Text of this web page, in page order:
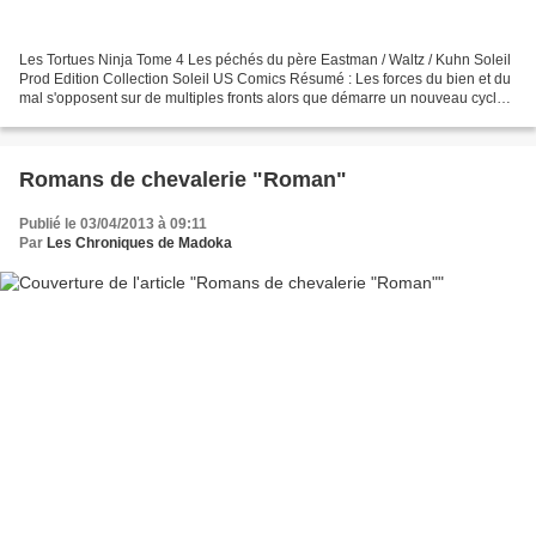
Les Tortues Ninja Tome 4 Les péchés du père Eastman / Waltz / Kuhn Soleil
Prod Edition Collection Soleil US Comics Résumé : Les forces du bien et du
mal s'opposent sur de multiples fronts alors que démarre un nouveau cycle !
Romans de chevalerie "Roman"
Publié le 03/04/2013 à 09:11
Par Les Chroniques de Madoka